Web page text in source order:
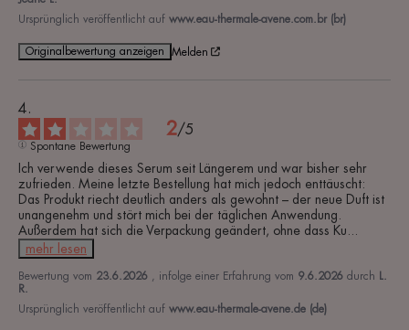
Ursprünglich veröffentlicht auf www.eau-thermale-avene.com.br (br)
Originalbewertung anzeigen Melden
2/5
Spontane Bewertung
Ich verwende dieses Serum seit Längerem und war bisher sehr
zufrieden. Meine letzte Bestellung hat mich jedoch enttäuscht:
Das Produkt riecht deutlich anders als gewohnt – der neue Duft ist
unangenehm und stört mich bei der täglichen Anwendung.
Außerdem hat sich die Verpackung geändert, ohne dass Ku
mehr lesen
Bewertung vom 23.6.2026 , infolge einer Erfahrung vom 9.6.2026 durch
L.
R.
Ursprünglich veröffentlicht auf www.eau-thermale-avene.de (de)